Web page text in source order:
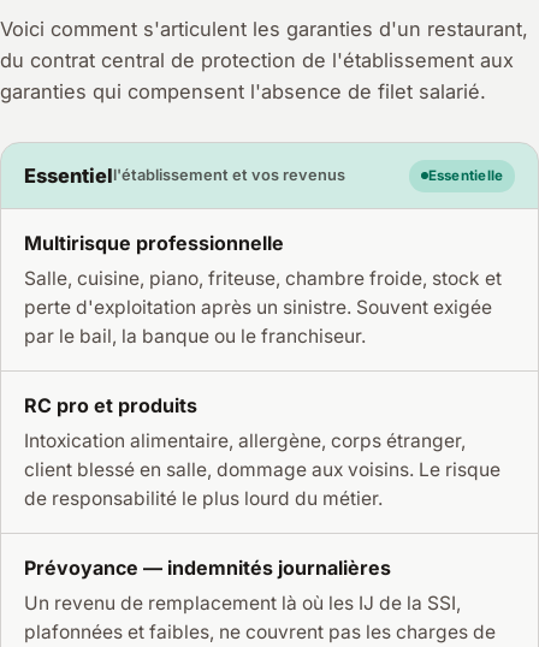
Voici comment s'articulent les garanties d'un restaurant,
du contrat central de protection de l'établissement aux
garanties qui compensent l'absence de filet salarié.
Essentiell'établissement et vos revenus Essentielle
Multirisque professionnelle
Salle, cuisine, piano, friteuse, chambre froide, stock et
perte d'exploitation après un sinistre. Souvent exigée
par le bail, la banque ou le franchiseur.
RC pro et produits
Intoxication alimentaire, allergène, corps étranger,
client blessé en salle, dommage aux voisins. Le risque
de responsabilité le plus lourd du métier.
Prévoyance — indemnités journalières
Un revenu de remplacement là où les IJ de la SSI,
plafonnées et faibles, ne couvrent pas les charges de